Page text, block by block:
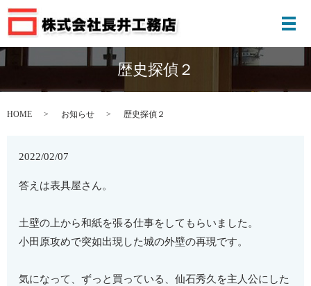
メ
歴史探偵２
HOME お知らせ 歴史探偵２
2022/02/07
答えは表具屋さん。
土壁の上から和紙を張る仕事をしてもらいました。
小田原攻めで突如出現した城の外壁の再現です。
気になって、ずっと買っている、仙石秀久を主人公にした